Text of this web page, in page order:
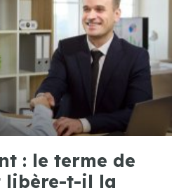
: le terme de
libère-t-il la